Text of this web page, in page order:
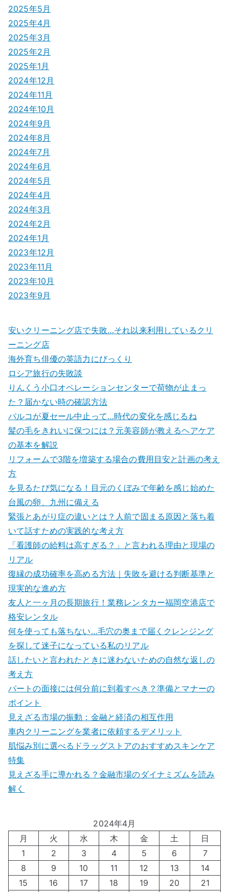
2025年5月
2025年4月
2025年3月
2025年2月
2025年1月
2024年12月
2024年11月
2024年10月
2024年9月
2024年8月
2024年7月
2024年6月
2024年5月
2024年4月
2024年3月
2024年2月
2024年1月
2023年12月
2023年11月
2023年10月
2023年9月
安いクリーニング店で失敗…それ以来利用しているクリ
ーニング店
海外育ち俳優の英語力にびっくり
ロシア旅行の失敗談
りんくう小口オペレーションセンターで荷物が止まっ
た？届かない時の確認方法
パルコが夏セール中止って…時代の変化を感じるね
髪の毛をきれいに保つには？元美容師が教えるヘアケア
の基本を解説
リフォームで3階を増築する場合の費用目安と計画の考え
方
を見るたび気になる！目元のくぼみで年齢を感じ始めた
台風の卵、九州に備える
緊張とあがり症の違いとは？人前で固まる原因と落ち着
いて話すための実践的な考え方
「看護師の給料は高すぎる？」と言われる理由と現場の
リアル
復縁の成功確率を高める方法｜失敗を避ける判断基準と
現実的な進め方
友人と一ヶ月の長期旅行！業務レンタカー福岡空港店で
格安レンタル
何を使っても落ちない…毛穴の奥まで届くクレンジング
を探して迷子になっている私のリアル
話したいと言われたときに迷わないための自然な返しの
考え方
パートの面接には何分前に到着すべき？準備とマナーの
ポイント
見えざる市場の振動：金融と経済の相互作用
車内クリーニングを業者に依頼するデメリット
肌悩み別に選べるドラッグストアのおすすめスキンケア
特集
見えざる手に導かれる？金融市場のダイナミズムを読み
解く
2024年4月
月
火 水 木 金 土
日
1
2 3 4 5 6
7
8
9 10 11 12 13
14
15
16 17 18 19 20 21